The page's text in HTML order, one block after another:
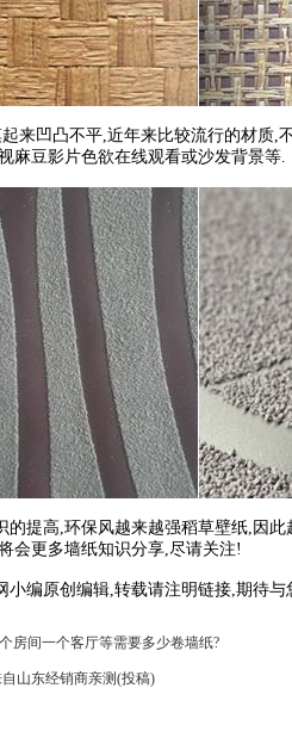
凸不平,近年来比较流行的材质,不
麻豆影片色欲在线观看或沙发背景等.
高,环保风越来越强稻草壁纸,因此
会更多墙纸知识分享,尽请关注!
编原创编辑,转载请注明链接,期待与
房间一个客厅等需要多少卷墙纸?
山东经销商亲测(投稿)